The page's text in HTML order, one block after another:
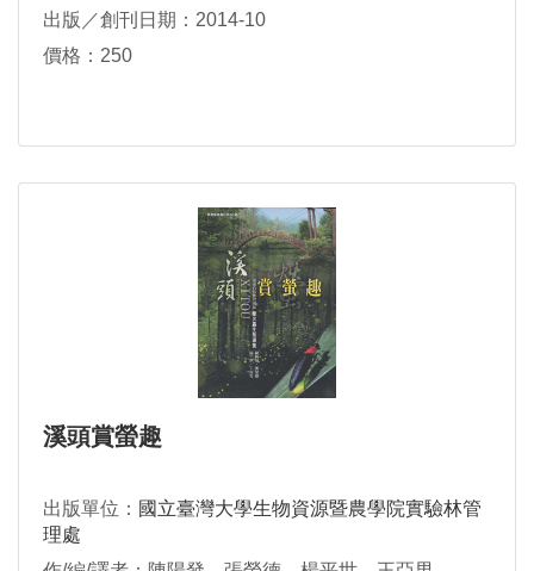
出版／創刊日期：2014-10
價格：250
溪頭賞螢趣
出版單位： 國立臺灣大學生物資源暨農學院實驗林管
理處